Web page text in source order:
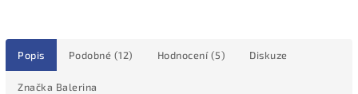
Popis Podobné (12) Hodnocení (5) Diskuze
Značka Balerina